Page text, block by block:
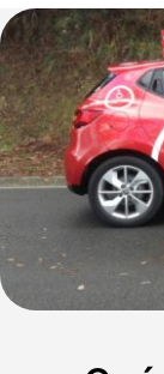
TACÓGRAFO
BLOG